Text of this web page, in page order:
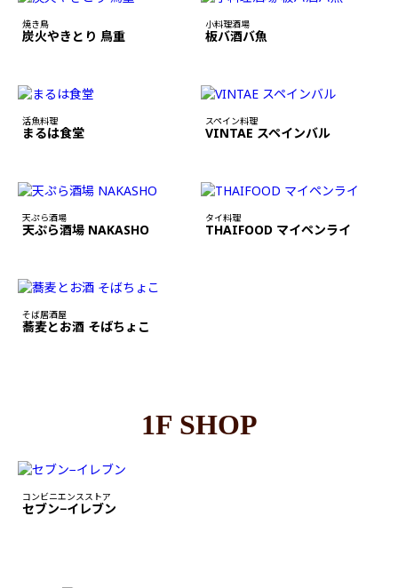
焼き鳥
炭火やきとり 鳥重
小料理酒場
板バ酒バ魚
活魚料理
まるは食堂
スペイン料理
VINTAE スペインバル
天ぷら酒場
天ぷら酒場 NAKASHO
タイ料理
THAIFOOD マイペンライ
そば居酒屋
蕎麦とお酒 そばちょこ
1F SHOP
コンビニエンスストア
セブン−イレブン